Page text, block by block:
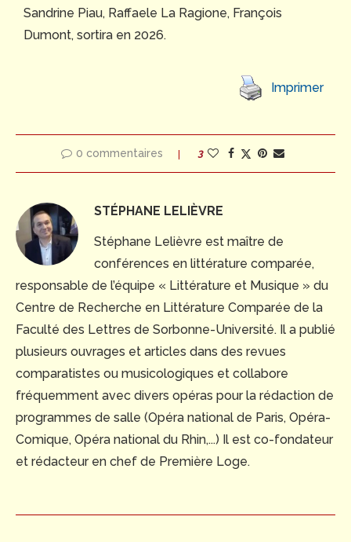
Sandrine Piau, Raffaele La Ragione, François
Dumont, sortira en 2026.
Imprimer
0 commentaires 3
STÉPHANE LELIÈVRE
Stéphane Lelièvre est maître de
conférences en littérature comparée,
responsable de l’équipe « Littérature et Musique » du
Centre de Recherche en Littérature Comparée de la
Faculté des Lettres de Sorbonne-Université. Il a publié
plusieurs ouvrages et articles dans des revues
comparatistes ou musicologiques et collabore
fréquemment avec divers opéras pour la rédaction de
programmes de salle (Opéra national de Paris, Opéra-
Comique, Opéra national du Rhin,...) Il est co-fondateur
et rédacteur en chef de Première Loge.